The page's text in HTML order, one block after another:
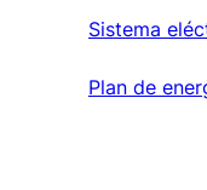
Sistema
Sistema
Plan de
Plan de